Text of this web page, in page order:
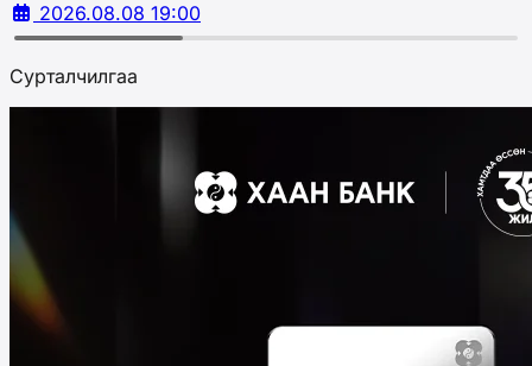
2026.08.08 19:00
Сурталчилгаа